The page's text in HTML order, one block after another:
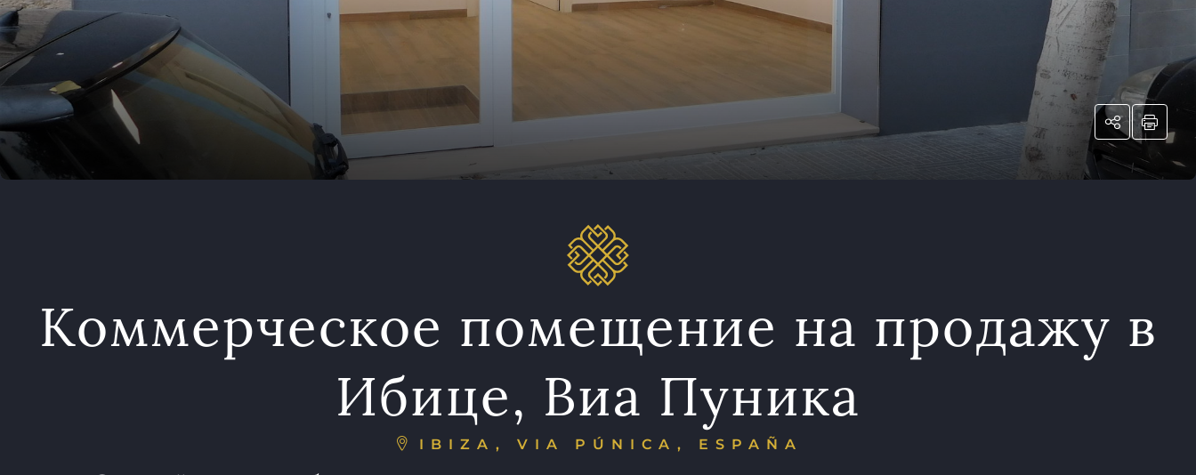
Коммерческое помещение на продажу в
Ибице, Виа Пуника
IBIZA, VIA PÚNICA, ESPAÑA